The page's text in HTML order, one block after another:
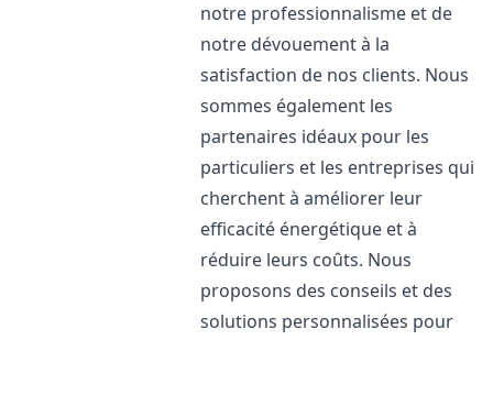
notre professionnalisme et de
notre dévouement à la
satisfaction de nos clients. Nous
sommes également les
partenaires idéaux pour les
particuliers et les entreprises qui
cherchent à améliorer leur
efficacité énergétique et à
réduire leurs coûts. Nous
proposons des conseils et des
solutions personnalisées pour